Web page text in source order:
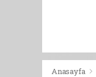
Anasayfa